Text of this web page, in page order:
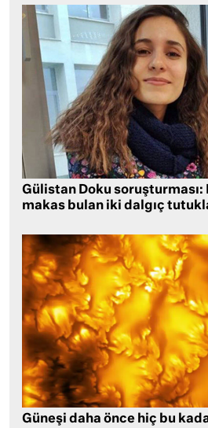
Gülistan Doku soruşturması:
makas bulan iki dalgıç
Güneşi daha önce hiç bu